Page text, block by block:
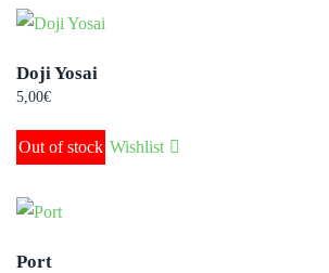
Doji Yosai
5,00€
Out of stock Wishlist
Port